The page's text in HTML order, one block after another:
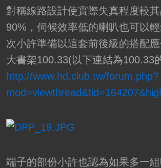
對稱線路設計使實際失真程度較
90%，伺候效率低的喇叭也可以
次小許準備以這套前後級的搭配
大書架100.33(以下連結為100.33
http://www.hd.club.tw/forum.php?
端子的部份小許也認為如果多一